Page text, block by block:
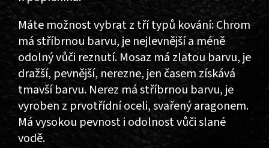
Máte možnost vybrat z tří typů kování: Chrom
má stříbrnou barvu, je nejlevnější a méně
odolný vůči reznutí. Mosaz má zlatou barvu, je
dražší, pevnější, nerezne, jen časem získává
tmavší barvu. Nerez má stříbrnou barvu, je
vyroben z prvotřídní oceli, svařený aragonem.
Má vysokou pevnost i odolnost vůči slané
vodě.